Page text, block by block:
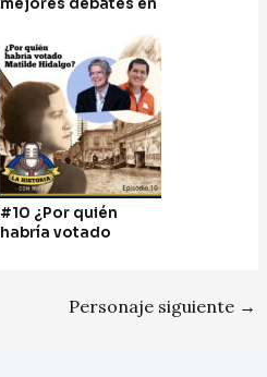
mejores debates en
#10 ¿Por quién
habría votado
Personaje siguiente →